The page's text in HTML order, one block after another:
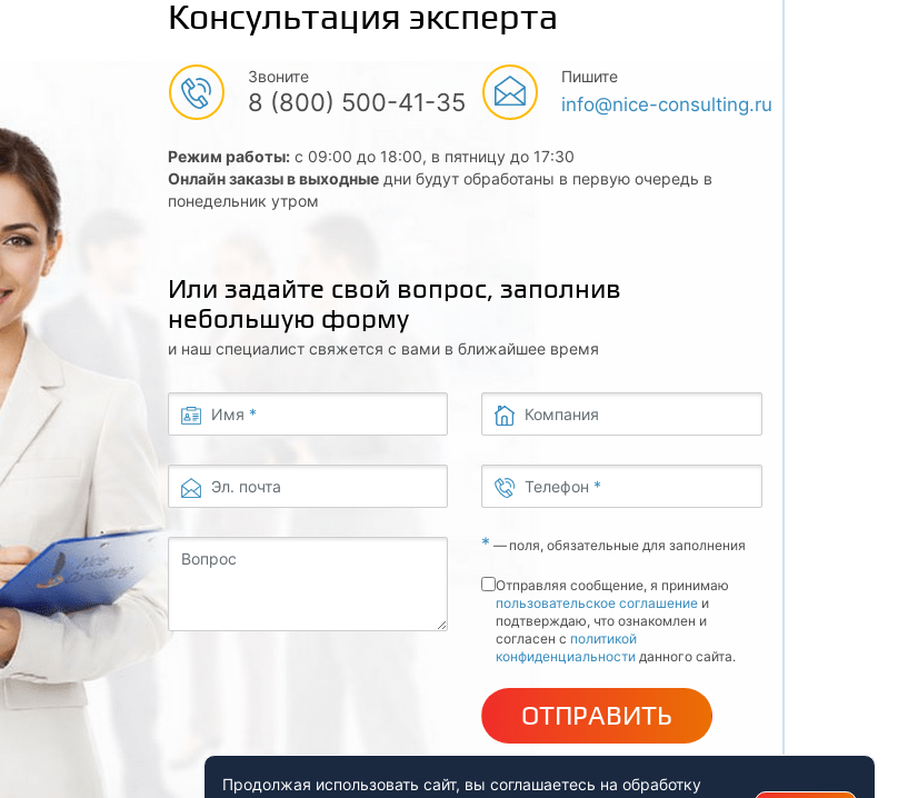
Консультация эксперта
Звоните
8 (800) 500-41-35
Пишите
info@nice-consulting.ru
Режим работы:с 09:00 до 18:00, в пятницу до 17:30
Онлайн заказы в выходныедни будут обработаны в первую очередь в
понедельник утром
Или задайте свой вопрос, заполнив
небольшую форму
и наш специалист свяжется с вами в ближайшее время
Имя *
Эл. почта
Вопрос
Компания
Телефон *
* — поля, обязательные для заполнения
Отправляя сообщение, я принимаю
пользовательское соглашение и
подтверждаю, что ознакомлен и
согласен с политикой
конфиденциальности данного сайта.
ОТПРАВИТЬ
Продолжая использовать сайт, вы соглашаетесь на обработку